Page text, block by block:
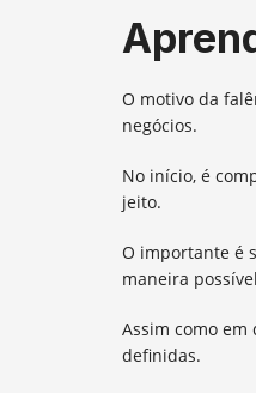
O motivo da
negócios.
No início, é
jeito.
O importante é
maneira
Assim como
definidas.